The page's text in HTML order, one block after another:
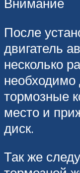
После
двигатель
несколько
необходимо
тормозные
место и
диск.
Так же